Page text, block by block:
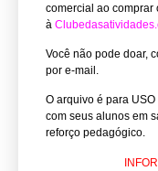
comercial ao comprar
à
Você não pode doar,
por e-mail.
O arquivo é para
com seus alunos em
reforço pedagógico.